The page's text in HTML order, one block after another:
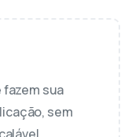
sua
sem